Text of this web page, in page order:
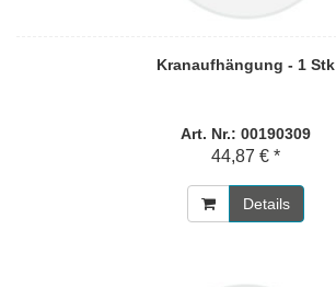
Kranaufhängung - 1 Stk
Art. Nr.: 00190309
44,87 € *
Details